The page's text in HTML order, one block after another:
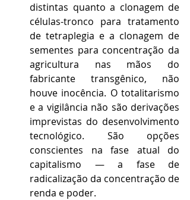
distintas quanto a clonagem de
células-tronco para tratamento
de tetraplegia e a clonagem de
sementes para concentração da
agricultura nas mãos do
fabricante transgênico, não
houve inocência. O totalitarismo
e a vigilância não são derivações
imprevistas do desenvolvimento
tecnológico. São opções
conscientes na fase atual do
capitalismo — a fase de
radicalização da concentração de
renda e poder.